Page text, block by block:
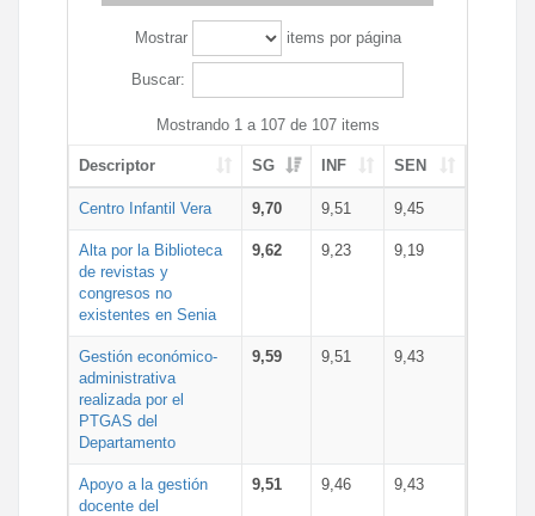
Mostrar items por página
Buscar:
Mostrando 1 a 107 de 107 items
Descriptor SG INF SEN
Centro Infantil Vera 9,70 9,51 9,45
Alta por la Biblioteca
de revistas y
congresos no
existentes en Senia
9,62 9,23 9,19
Gestión económico-
administrativa
realizada por el
PTGAS del
Departamento
9,59 9,51 9,43
Apoyo a la gestión
docente del
9,51 9,46 9,43